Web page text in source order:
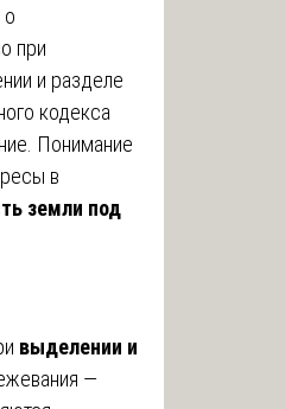
о
при
и разделе
кодекса
Понимание
в
земли под
выделении и
—